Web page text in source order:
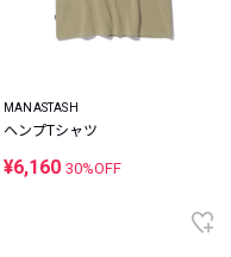
MANASTASH
ヘンプTシャツ
¥6,160 30%OFF